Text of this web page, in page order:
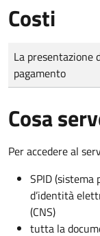
Costi
Tipo di pagamento
Importo
La presentazione
pagamento
Cosa
Per accedere al
SPID
d’identità
(CNS)
tutta la